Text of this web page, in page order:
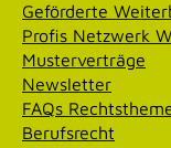
Geförderte
Profis Netzwerk
Musterverträge
Newsletter
FAQs
Berufsrecht